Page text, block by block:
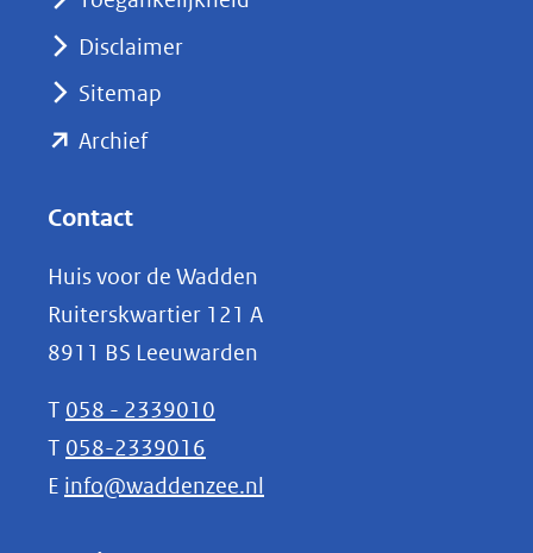
naar
Disclaimer
Sitemap
Archief(opent
(verwijst
naar
een
andere
website)
Contact
Huis voor de Wadden
Ruiterskwartier 121 A
8911 BS Leeuwarden
T 058 - 2339010
T 058-2339016
E info@waddenzee.nl